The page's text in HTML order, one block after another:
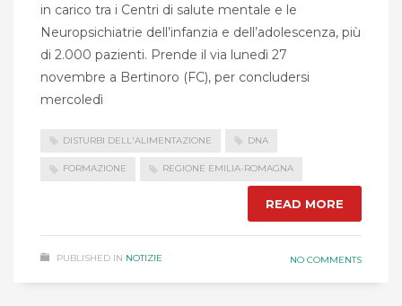
in carico tra i Centri di salute mentale e le
Neuropsichiatrie dell’infanzia e dell’adolescenza, più
di 2.000 pazienti. Prende il via lunedì 27
novembre a Bertinoro (FC), per concludersi
mercoledì
DISTURBI DELL'ALIMENTAZIONE DNA
FORMAZIONE REGIONE EMILIA-ROMAGNA
READ MORE
PUBLISHED IN NOTIZIE NO COMMENTS